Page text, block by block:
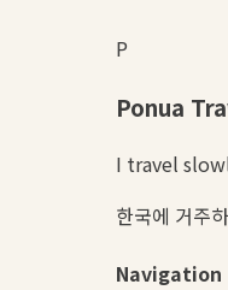
P
Ponua
I travel
한국에 거주
Navigation